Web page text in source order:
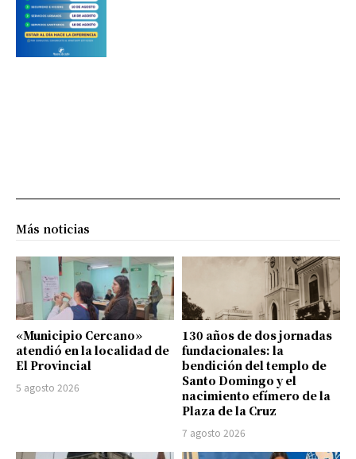
Más noticias
«Municipio Cercano»
atendió en la localidad de
El Provincial
5 agosto 2026
130 años de dos jornadas
fundacionales: la
bendición del templo de
Santo Domingo y el
nacimiento efímero de la
Plaza de la Cruz
7 agosto 2026